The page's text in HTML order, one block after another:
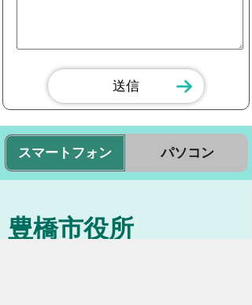
スマートフォン パソコン
豊橋市役所